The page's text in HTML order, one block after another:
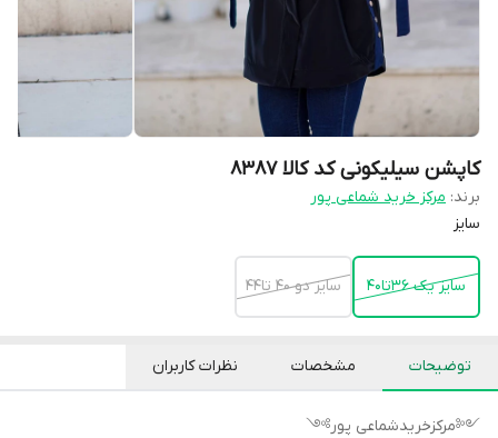
کاپشن سیلیکونی کد کالا ۸۳۸۷
برند: مرکز خرید شماعی پور
سایز
سایز یک ۳۶تا۴۰ سایز دو ۴۰ تا۴۴
توضیحات مشخصات نظرات کاربران
༺مرکزخریدشماعی پور༻